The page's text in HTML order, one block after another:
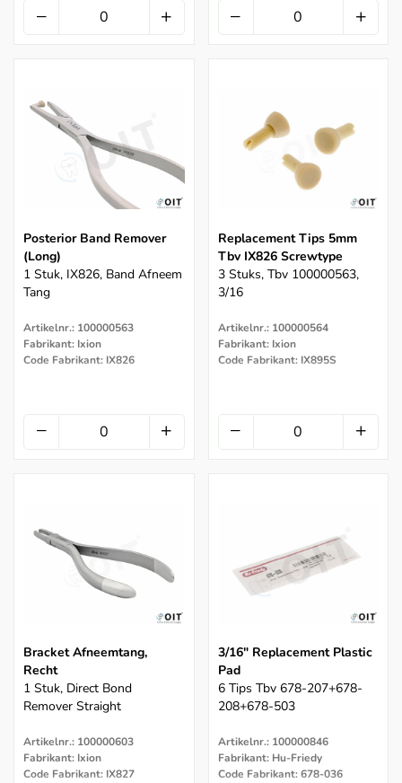
Posterior Band Remover
(Long)
1 Stuk, IX826, Band Afneem
Tang
Artikelnr.: 100000563
Fabrikant: Ixion
Code Fabrikant: IX826
Replacement Tips 5mm
Tbv IX826 Screwtype
3 Stuks, Tbv 100000563,
3/16
Artikelnr.: 100000564
Fabrikant: Ixion
Code Fabrikant: IX895S
Bracket Afneemtang,
Recht
1 Stuk, Direct Bond
Remover Straight
Artikelnr.: 100000603
Fabrikant: Ixion
Code Fabrikant: IX827
3/16" Replacement Plastic
Pad
6 Tips Tbv 678-207+678-
208+678-503
Artikelnr.: 100000846
Fabrikant: Hu-Friedy
Code Fabrikant: 678-036